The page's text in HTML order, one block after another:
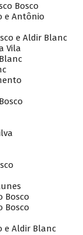
Bosco
e Antônio
e Aldir Blanc
Vila
Bosco
Bosco
e Aldir Blanc